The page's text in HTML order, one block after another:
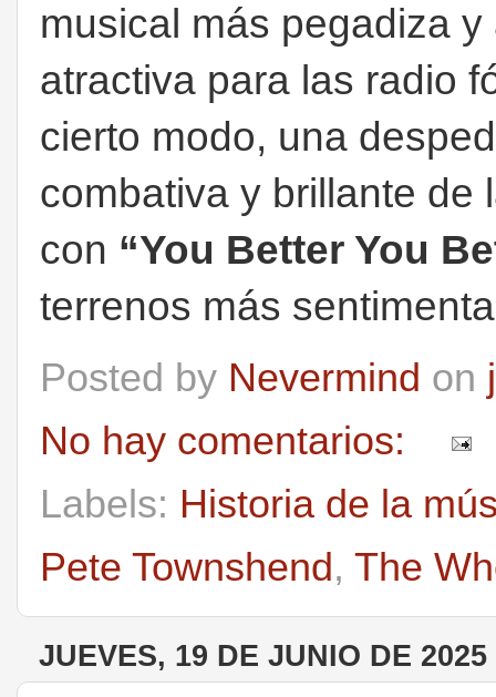
musical más pegadiza
atractiva para las radio
cierto modo, una
combativa y brillante de
con “You Better You
terrenos más
Posted by Nevermind on
No hay comentarios:
Labels: Historia de la
Pete Townshend , The
JUEVES, 19 DE JUNIO DE 2025